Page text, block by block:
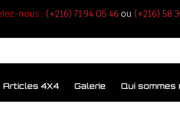
nous : (+216) 71 94 05 46 ou (+216) 58
Articles 4X4 Galerie Qui sommes